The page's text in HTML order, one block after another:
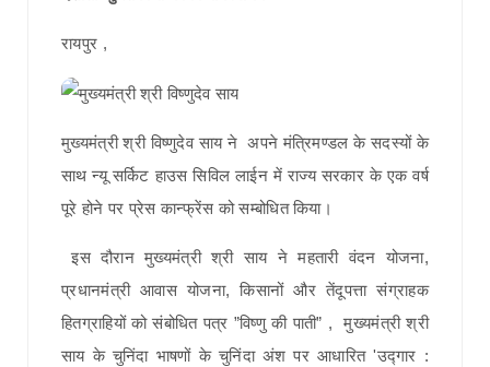
रायपुर ,
मुख्यमंत्री श्री विष्णुदेव साय ने अपने मंत्रिमण्डल के सदस्यों के
साथ न्यू सर्किट हाउस सिविल लाईन में राज्य सरकार के एक वर्ष
पूरे होने पर प्रेस कान्फ्रेंस को सम्बोधित किया।
इस दौरान मुख्यमंत्री श्री साय ने महतारी वंदन योजना,
प्रधानमंत्री आवास योजना, किसानों और तेंदूपत्ता संग्राहक
हितग्राहियों को संबोधित पत्र ”विष्णु की पाती” , मुख्यमंत्री श्री
साय के चुनिंदा भाषणों के चुनिंदा अंश पर आधारित 'उद्गार :